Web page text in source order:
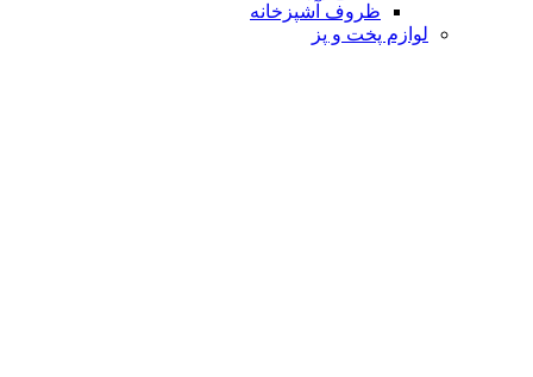
ظروف آشپزخانه
لوازم پخت و پز